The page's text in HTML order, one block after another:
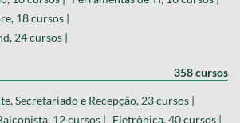
18 cursos |
24 cursos |
358 cursos
Secretariado e Recepção, 23 cursos |
12 cursos | Eletrônica, 40 cursos |